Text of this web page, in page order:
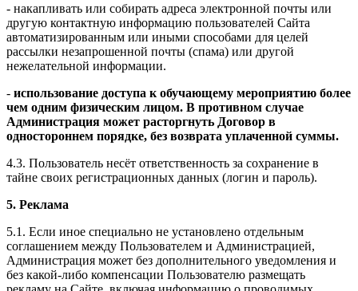
- накапливать или собирать адреса электронной почты или
другую контактную информацию пользователей Сайта
автоматизированным или иными способами для целей
рассылки незапрошенной почты (спама) или другой
нежелательной информации.
- использование доступа к обучающему мероприятию более
чем одним физическим лицом. В противном случае
Администрация может расторгнуть Договор в
одностороннем порядке, без возврата уплаченной суммы.
4.3. Пользователь несёт ответственность за сохранение в
тайне своих регистрационных данных (логин и пароль).
5. Реклама
5.1. Если иное специально не установлено отдельным
соглашением между Пользователем и Администрацией,
Администрация может без дополнительного уведомления и
без какой-либо компенсации Пользователю размещать